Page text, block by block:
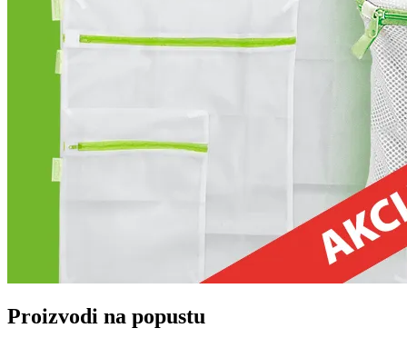
Proizvodi na popustu